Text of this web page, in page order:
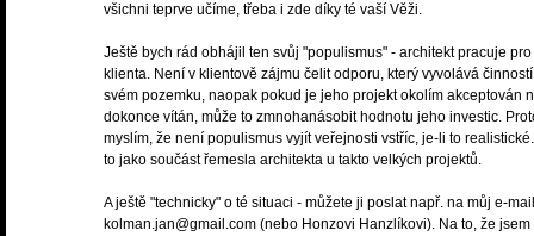
všichni teprve učíme, třeba i zde díky té vaší Věži.
Ještě bych rád obhájil ten svůj "populismus" - architekt pracuje pro
klienta. Není v klientově zájmu čelit odporu, který vyvolává
svém pozemku, naopak pokud je jeho projekt okolím akceptován
dokonce vítán, může to zmnohanásobit hodnotu jeho investic.
myslím, že není populismus vyjít veřejnosti vstříc, je-li to
to jako součást řemesla architekta u takto velkých projektů.
A ještě "technicky" o té situaci - můžete ji poslat např. na můj e-
kolman.jan@gmail.com (nebo Honzovi Hanzlíkovi). Na to, že jsem